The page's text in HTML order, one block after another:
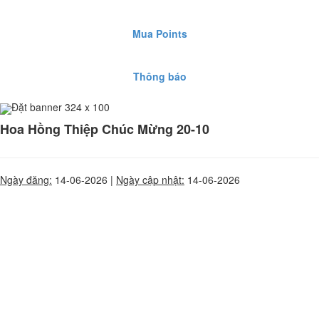
Mua Points
Thông báo
Đặt banner 324 x 100
Hoa Hồng Thiệp Chúc Mừng 20-10
Ngày đăng: 14-06-2026 | Ngày cập nhật: 14-06-2026